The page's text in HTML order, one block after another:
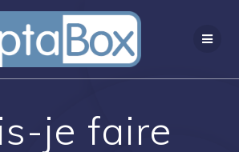
Passer
au
contenu
je faire